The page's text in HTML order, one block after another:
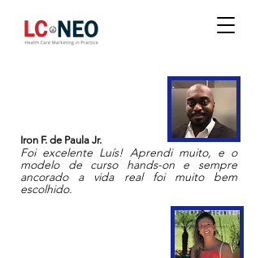
Iron F. de Paula Jr.
Foi excelente Luís! Aprendi muito, e o
modelo de curso hands-on e sempre
ancorado a vida real foi muito bem
escolhido.